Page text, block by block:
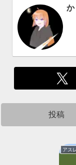
か
投稿
アス